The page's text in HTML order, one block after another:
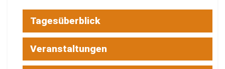
Tagesüberblick
Veranstaltungen